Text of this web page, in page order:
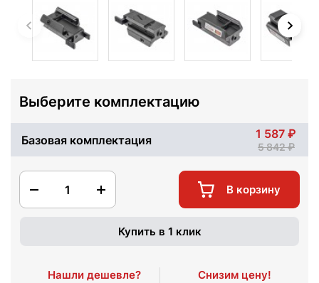
Выберите комплектацию
Базовая комплектация 1 587
5 842
1 В корзину
Купить в 1 клик
Нашли дешевле? Снизим цену!